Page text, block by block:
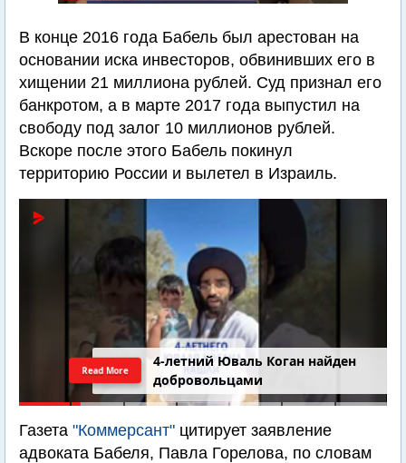
В конце 2016 года Бабель был арестован на
основании иска инвесторов, обвинивших его в
хищении 21 миллиона рублей. Суд признал его
банкротом, а в марте 2017 года выпустил на
свободу под залог 10 миллионов рублей.
Вскоре после этого Бабель покинул
территорию России и вылетел в Израиль.
4-летний Юваль Коган найден
добровольцами
Read More
Газета "Коммерсант" цитирует заявление
адвоката Бабеля, Павла Горелова, по словам